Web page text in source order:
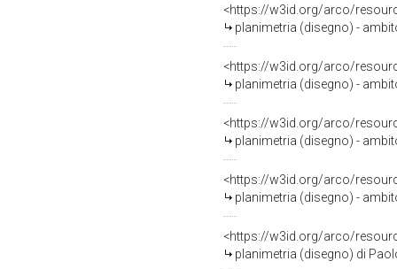
<https://w3id.org/arco/
planimetria (disegno) -
<https://w3id.org/arco/
planimetria (disegno) -
<https://w3id.org/arco/
planimetria (disegno) -
<https://w3id.org/arco/
planimetria (disegno) -
<https://w3id.org/arco/
planimetria (disegno) di